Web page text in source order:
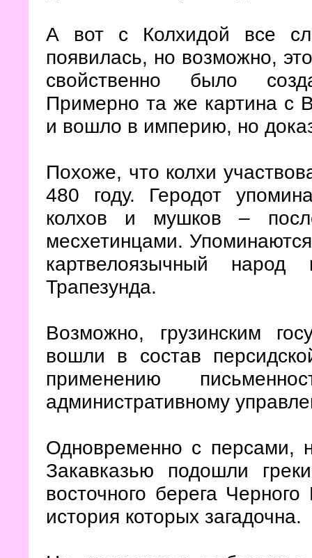
А вот с Колхидой все
появилась, но возможно,
свойственно было
Примерно та же картина с
и вошло в империю, но
Похоже, что колхи
480 году. Геродот
колхов и мушков –
месхетинцами.
картвелоязычный народ
Трапезунда.
Возможно, грузинским
вошли в состав
применению
административному
Одновременно с персами,
Закавказью подошли
восточного берега
история которых загадочна.